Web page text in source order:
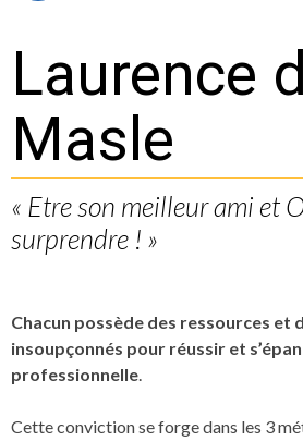
Laurence
Masle
« Etre son meilleur ami et
surprendre ! »
Chacun possède des ressources et
insoupçonnés pour réussir et
professionnelle.
Cette conviction se forge dans les 3